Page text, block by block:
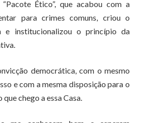
Ético”, que acabou com a
para crimes comuns, criou o
e institucionalizou o princípio da
democrática, com o mesmo
e com a mesma disposição para o
chego a essa Casa.